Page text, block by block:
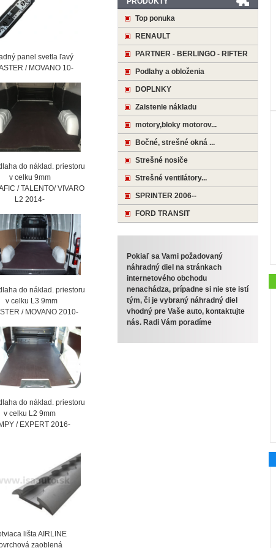
Top ponuka
RENAULT
PARTNER - BERLINGO - RIFTER
Podlahy a obloženia
DOPLNKY
Zaistenie nákladu
motory,bloky motorov...
Bočné, strešné okná ...
Strešné nosiče
Strešné ventilátory...
SPRINTER 2006--
FORD TRANSIT
Pokiaľ sa Vami požadovaný
náhradný diel na stránkach
internetového obchodu
nenachádza, prípadne si nie ste istí
tým, či je vybraný náhradný diel
vhodný pre Vaše auto, kontaktujte
nás. Radi Vám poradíme
panel svetla ľavý
/ MOVANO 10-
do náklad. priestoru
9mm
/ TALENTO/ VIVARO
2014-
do náklad. priestoru
L3 9mm
/ MOVANO 2010-
do náklad. priestoru
L2 9mm
/ EXPERT 2016-
lišta AIRLINE
zaoblená